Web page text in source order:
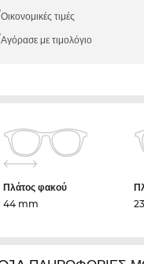
Οικονομικές τιμές
Αγόρασε με τιμολόγιο
Πλάτος φακού
44 mm